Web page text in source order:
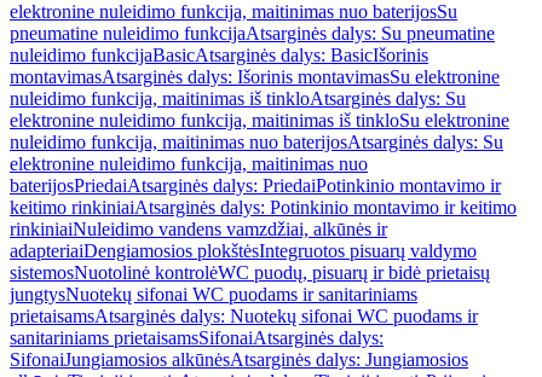
elektronine nuleidimo funkcija, maitinimas nuo baterijosSu
pneumatine nuleidimo funkcijaAtsarginės dalys: Su pneumatine
nuleidimo funkcijaBasicAtsarginės dalys: BasicIšorinis
montavimasAtsarginės dalys: Išorinis montavimasSu elektronine
nuleidimo funkcija, maitinimas iš tinkloAtsarginės dalys: Su
elektronine nuleidimo funkcija, maitinimas iš tinkloSu elektronine
nuleidimo funkcija, maitinimas nuo baterijosAtsarginės dalys: Su
elektronine nuleidimo funkcija, maitinimas nuo
baterijosPriedaiAtsarginės dalys: PriedaiPotinkinio montavimo ir
keitimo rinkiniaiAtsarginės dalys: Potinkinio montavimo ir keitimo
rinkiniaiNuleidimo vandens vamzdžiai, alkūnės ir
adapteriaiDengiamosios plokštėsIntegruotos pisuarų valdymo
sistemosNuotolinė kontrolėWC puodų, pisuarų ir bidė prietaisų
jungtysNuotekų sifonai WC puodams ir sanitariniams
prietaisamsAtsarginės dalys: Nuotekų sifonai WC puodams ir
sanitariniams prietaisamsSifonaiAtsarginės dalys:
SifonaiJungiamosios alkūnėsAtsarginės dalys: Jungiamosios